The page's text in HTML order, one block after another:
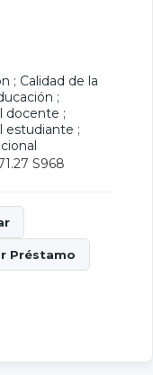
; Calidad de la
;
docente ;
estudiante ;
S968